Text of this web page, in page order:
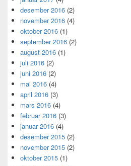
desember 2016 (2)
november 2016 (4)
oktober 2016 (1)
september 2016 (2)
august 2016 (1)
juli 2016 (2)
juni 2016 (2)
mai 2016 (4)
april 2016 (3)
mars 2016 (4)
februar 2016 (3)
januar 2016 (4)
desember 2015 (2)
november 2015 (2)
oktober 2015 (1)